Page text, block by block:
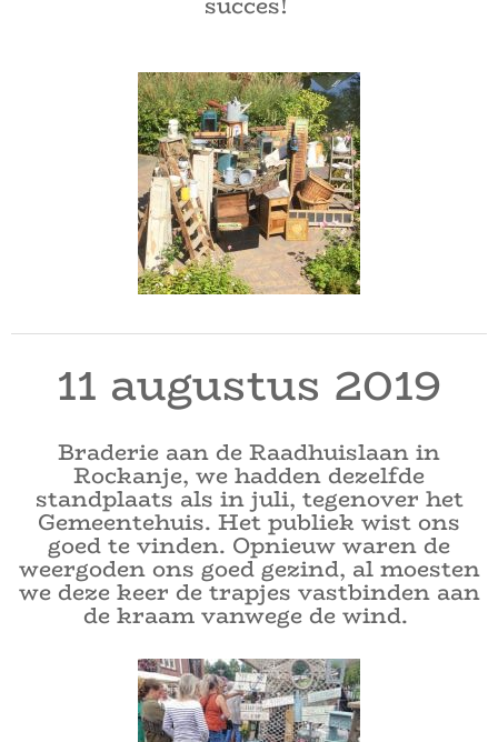
11 augustus 2019
Braderie aan de Raadhuislaan in
Rockanje, we hadden dezelfde
standplaats als in juli, tegenover het
Gemeentehuis. Het publiek wist ons
goed te vinden. Opnieuw waren de
weergoden ons goed gezind, al moesten
we deze keer de trapjes vastbinden aan
de kraam vanwege de wind.